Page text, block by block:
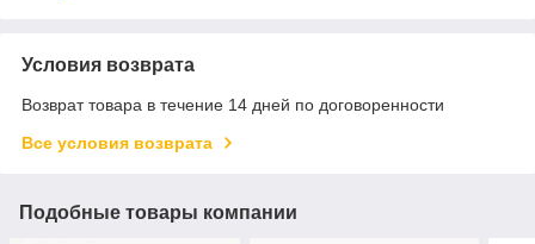
Условия возврата
Возврат товара в течение 14 дней по договоренности
Все условия возврата
Подобные товары компании